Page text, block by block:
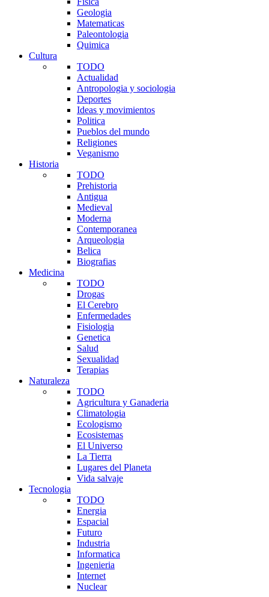
Geologia
Matematicas
Paleontologia
Quimica
Cultura
TODO
Actualidad
Antropologia y sociologia
Deportes
Ideas y movimientos
Politica
Pueblos del mundo
Religiones
Veganismo
Historia
TODO
Prehistoria
Antigua
Medieval
Moderna
Contemporanea
Arqueologia
Belica
Biografias
Medicina
TODO
Drogas
El Cerebro
Enfermedades
Fisiologia
Genetica
Salud
Sexualidad
Terapias
Naturaleza
TODO
Agricultura y Ganaderia
Climatologia
Ecologismo
Ecosistemas
El Universo
La Tierra
Lugares del Planeta
Vida salvaje
Tecnologia
TODO
Energia
Espacial
Futuro
Industria
Informatica
Ingenieria
Internet
Nuclear